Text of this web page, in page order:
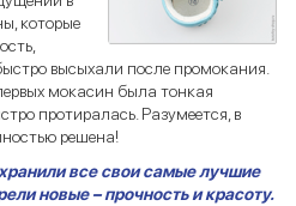
которые
высыхали после промокания.
мокасин была тонкая
протиралась. Разумеется, в
решена!
все свои самые лучшие
новые – прочность и красоту.